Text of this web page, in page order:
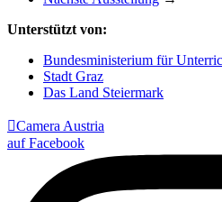
Unterstützt von:
Bundesministerium für
Stadt Graz
Das Land Steiermark
Camera Austria
auf Facebook